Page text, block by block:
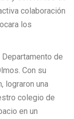
colaboración
los
de
Con su
lograron una
colegio de
en un